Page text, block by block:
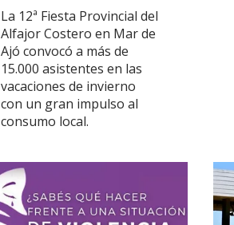
La 12ª Fiesta Provincial del
Alfajor Costero en Mar de
Ajó convocó a más de
15.000 asistentes en las
vacaciones de invierno
con un gran impulso al
consumo local.